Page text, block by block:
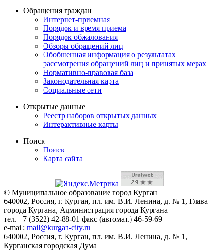
Обращения граждан
Интернет-приемная
Порядок и время приема
Порядок обжалования
Обзоры обращений лиц
Обобщенная информация о результатах
рассмотрения обращений лиц и принятых мерах
Нормативно-правовая база
Законодательная карта
Социальные сети
Открытые данные
Реестр наборов открытых данных
Интерактивные карты
Поиск
Поиск
Карта сайта
© Муниципальное образование город Курган
640002, Россия, г. Курган, пл. им. В.И. Ленина, д. № 1, Глава
города Кургана, Администрация города Кургана
тел. +7 (3522) 42-88-01 факс (автомат.) 46-59-69
e-mail: mail@kurgan-city.ru
640002, Россия, г. Курган, пл. им. В.И. Ленина, д. № 1,
Курганская городская Дума